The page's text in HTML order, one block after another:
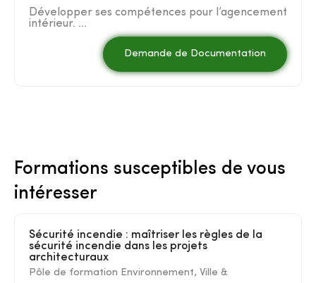
Développer ses compétences pour l’agencement
intérieur. ...
Demande de Documentation
Formations susceptibles de vous
intéresser
Sécurité incendie : maîtriser les règles de la
sécurité incendie dans les projets
architecturaux
Pôle de formation Environnement, Ville &